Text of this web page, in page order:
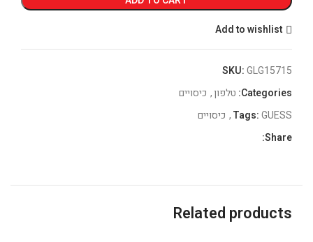
Add to wishlist
SKU:GLG15715
Categories: טלפון, כיסויים
Tags:GUESS
, כיסויים
Share:
Related products